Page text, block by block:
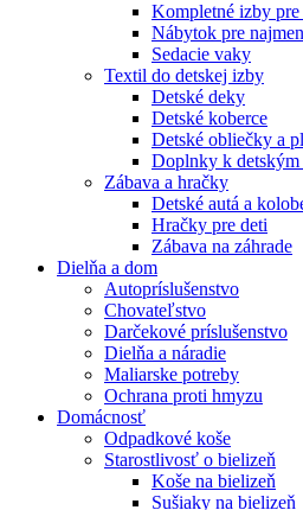
Kompletné izby pre
Nábytok pre
Sedacie vaky
Textil do detskej izby
Detské deky
Detské koberce
Detské obliečky a
Doplnky k detským
Zábava a hračky
Detské autá a
Hračky pre deti
Zábava na záhrade
Dielňa a dom
Autopríslušenstvo
Chovateľstvo
Darčekové príslušenstvo
Dielňa a náradie
Maliarske potreby
Ochrana proti hmyzu
Domácnosť
Odpadkové koše
Starostlivosť o bielizeň
Koše na bielizeň
Sušiaky na bielizeň